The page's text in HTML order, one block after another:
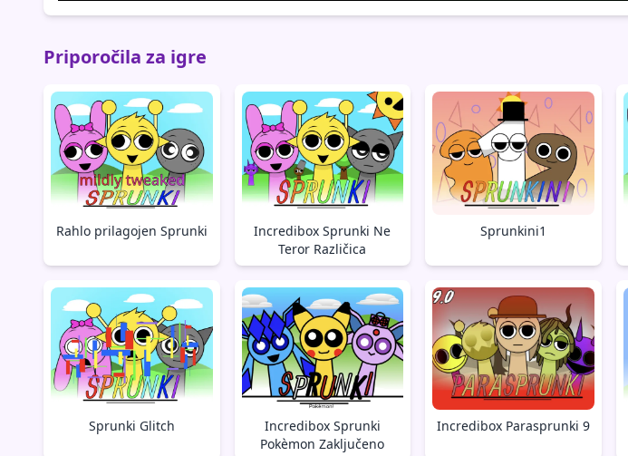
Priporočila za igre
Rahlo prilagojen Sprunki
Incredibox Sprunki Ne
Teror Različica
Sprunkini1
Sprunki Glitch
Incredibox Sprunki
Pokèmon Zaključeno
Incredibox Parasprunki 9